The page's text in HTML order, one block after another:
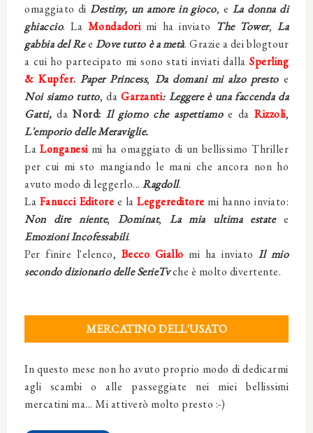
omaggiato diDestiny, un amore in gioco, e La donna di
ghiaccio. La Mondadorimi ha inviato The Tower, La
gabbia del Ree Dove tutto è a metà. Grazie a dei blogtour
a cui ho partecipato mi sono stati inviati dalla Sperling
& Kupfer.Paper Princess, Da domani mi alzo prestoe
Noi siamo tutto, da Garzanti: Leggere è una faccenda da
Gatti, da Nord:Il giorno che aspettiamoe daRizzoli,
L'emporio delle Meraviglie.
La Longanesi mi ha omaggiato di un bellissimo Thriller
per cui mi sto mangiando le mani che ancora non ho
avuto modo di leggerlo... Ragdoll.
La Fanucci Editore e la Leggereditore mi hanno inviato:
Non dire niente, Dominat, La mia ultima estatee
Emozioni Incofessabili.
Per finire l'elenco, Becco Giallo mi ha inviato Il mio
secondo dizionario delle SerieTvche è molto divertente.
MERCATINO DELL'USATO
In questo mese non ho avuto proprio modo di dedicarmi
agli scambi o alle passeggiate nei miei bellissimi
mercatini ma... Mi attiverò molto presto :-)